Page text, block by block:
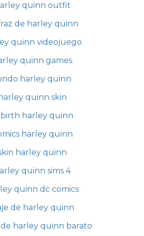
quinn outfit
de harley quinn
quinn videojuego
quinn games
harley quinn
harley quinn skin
harley quinn
harley quinn
harley quinn
quinn sims 4
quinn dc comics
de harley quinn
harley quinn barato